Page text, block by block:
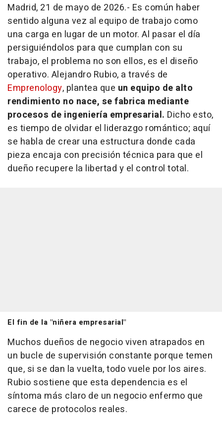
Madrid, 21 de mayo de 2026.- Es común haber
sentido alguna vez al equipo de trabajo como
una carga en lugar de un motor. Al pasar el día
persiguiéndolos para que cumplan con su
trabajo, el problema no son ellos, es el diseño
operativo. Alejandro Rubio, a través de
Emprenology, plantea que un equipo de alto
rendimiento no nace, se fabrica mediante
procesos de ingeniería empresarial. Dicho esto,
es tiempo de olvidar el liderazgo romántico; aquí
se habla de crear una estructura donde cada
pieza encaja con precisión técnica para que el
dueño recupere la libertad y el control total.
El fin de la "niñera empresarial"
Muchos dueños de negocio viven atrapados en
un bucle de supervisión constante porque temen
que, si se dan la vuelta, todo vuele por los aires.
Rubio sostiene que esta dependencia es el
síntoma más claro de un negocio enfermo que
carece de protocolos reales.